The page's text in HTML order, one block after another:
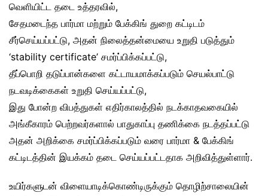
வெளியிட்ட தடை உத்தரவில்,
சேதமடைந்த பார்மா மற்றும் பேக்கிங் துறை கட்டிடம்
சீர்செய்யப்பட்டு, அதன் நிலைத்தன்மையை உறுதி படுத்தும்
‘stability certificate’ சமர்ப்பிக்கப்பட்டு,
தீப்பொறி தடுப்பான்களை கட்டாயமாக்கப்படும் செயல்பாட்டு
நடவடிக்கைகள் உறுதி செய்யப்பட்டு,
இது போன்ற விபத்துகள் எதிர்காலத்தில் நடக்காதவகையில்
அங்கீகாரம் பெற்றவர்களால் பாதுகாப்பு தணிக்கை நடத்தப்பட்டு
அதன் அறிக்கை சமர்ப்பிக்கப்படும் வரை பார்மா & பேக்கிங்
கட்டிடத்தின் இயக்கம் தடை செய்யப்பட்டதாக அறிவித்துள்ளார்.
உயிர்களுடன் விளையாடிக்கொண்டிருக்கும் தொழிற்சாலையின்